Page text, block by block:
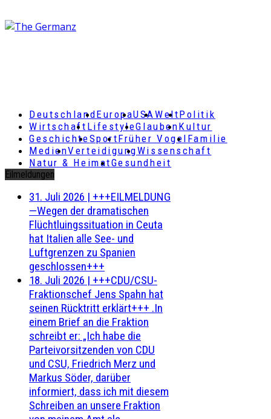
DeutschlandEuropaUSAWeltPolitik
Wirtschaft LifestyleGlaubenKultur
GeschichteSportFrüher Vogel Familie
MedienVerteidigungWissenschaft
Natur & HeimatGesundheit
Eilmeldungen
31. Juli 2026 | +++EILMELDUNG
—Wegen der dramatischen
Flüchtluingssituation in Ceuta
hat Italien alle See- und
Luftgrenzen zu Spanien
geschlossen+++
18. Juli 2026 | +++CDU/CSU-
Fraktionschef Jens Spahn hat
seinen Rücktritt erklärt+++ .In
einem Brief an die Fraktion
schreibt er: „Ich habe die
Parteivorsitzenden von CDU
und CSU, Friedrich Merz und
Markus Söder, darüber
informiert, dass ich mit diesem
Schreiben an unsere Fraktion